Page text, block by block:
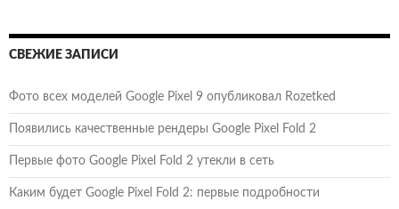
СВЕЖИЕ ЗАПИСИ
Фото всех моделей Google Pixel 9 опубликовал Rozetked
Появились качественные рендеры Google Pixel Fold 2
Первые фото Google Pixel Fold 2 утекли в сеть
Каким будет Google Pixel Fold 2: первые подробности